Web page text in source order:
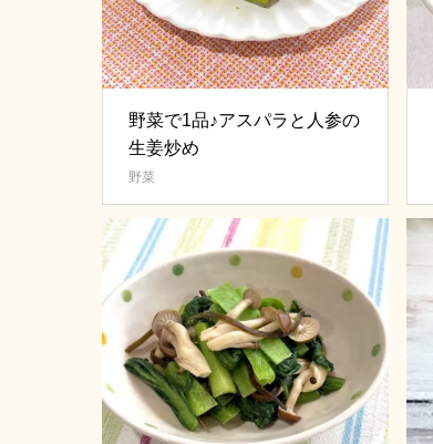
野菜で1品♪アスパラと人参の
生姜炒め
野菜